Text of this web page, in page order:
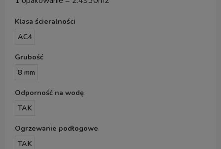
Klasa ścieralności
AC4
Grubość
8 mm
Odporność na wodę
TAK
Ogrzewanie podłogowe
TAK